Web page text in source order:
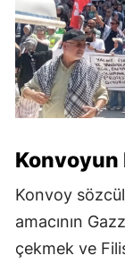
Konvoyun
Konvoy
amacının
çekmek ve